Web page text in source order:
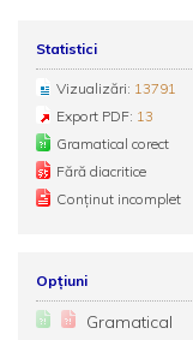
Statistici
Vizualizări: 13791
Export PDF: 13
Gramatical corect
Fără diacritice
Conținut incomplet
Opțiuni
Gramatical